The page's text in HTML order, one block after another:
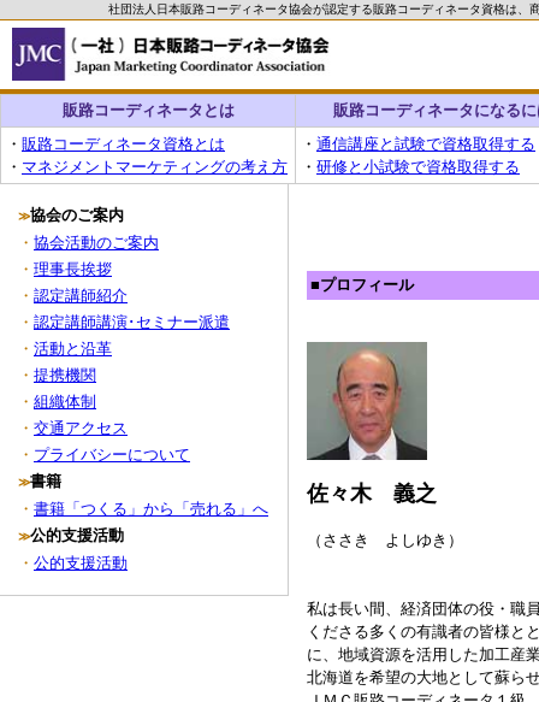
社団法人日本販路コーディネータ協会が認定する販路コーディネータ資格は
販路コーディネータとは
販路コーディネータになる
・ 販路コーディネータ資格とは
・ マネジメントマーケティングの考え方
・ 通信講座と試験で資格取得する
・ 研修と小試験で資格取得する
≫協会のご案内
・ 協会活動のご案内
・ 理事長挨拶
・ 認定講師紹介
・ 認定講師講演･セミナー派遣
・ 活動と沿革
・ 提携機関
・ 組織体制
・ 交通アクセス
・ プライバシーについて
≫書籍
・ 書籍「つくる」から「売れる」へ
≫公的支援活動
・ 公的支援活動
■プロフィール
佐々木 義之
（ささき よしゆき）
私は長い間、経済団体の役・職
くださる多くの有識者の皆様と
に、地域資源を活用した加工産
北海道を希望の大地として蘇ら